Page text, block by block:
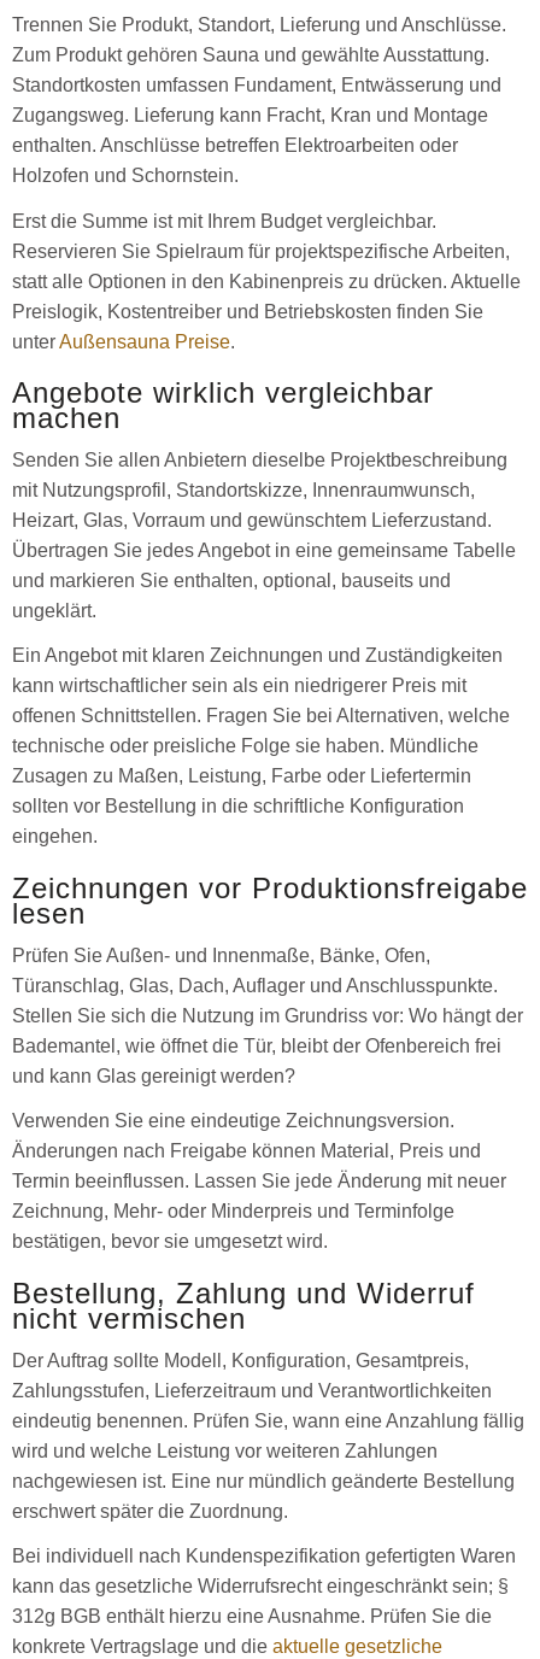
Trennen Sie Produkt, Standort, Lieferung und Anschlüsse.
Zum Produkt gehören Sauna und gewählte Ausstattung.
Standortkosten umfassen Fundament, Entwässerung und
Zugangsweg. Lieferung kann Fracht, Kran und Montage
enthalten. Anschlüsse betreffen Elektroarbeiten oder
Holzofen und Schornstein.
Erst die Summe ist mit Ihrem Budget vergleichbar.
Reservieren Sie Spielraum für projektspezifische Arbeiten,
statt alle Optionen in den Kabinenpreis zu drücken. Aktuelle
Preislogik, Kostentreiber und Betriebskosten finden Sie
unterAußensauna Preise.
Angebote wirklich vergleichbar
machen
Senden Sie allen Anbietern dieselbe Projektbeschreibung
mit Nutzungsprofil, Standortskizze, Innenraumwunsch,
Heizart, Glas, Vorraum und gewünschtem Lieferzustand.
Übertragen Sie jedes Angebot in eine gemeinsame Tabelle
und markieren Sie enthalten, optional, bauseits und
ungeklärt.
Ein Angebot mit klaren Zeichnungen und Zuständigkeiten
kann wirtschaftlicher sein als ein niedrigerer Preis mit
offenen Schnittstellen. Fragen Sie bei Alternativen, welche
technische oder preisliche Folge sie haben. Mündliche
Zusagen zu Maßen, Leistung, Farbe oder Liefertermin
sollten vor Bestellung in die schriftliche Konfiguration
eingehen.
Zeichnungen vor Produktionsfreigabe
lesen
Prüfen Sie Außen- und Innenmaße, Bänke, Ofen,
Türanschlag, Glas, Dach, Auflager und Anschlusspunkte.
Stellen Sie sich die Nutzung im Grundriss vor: Wo hängt der
Bademantel, wie öffnet die Tür, bleibt der Ofenbereich frei
und kann Glas gereinigt werden?
Verwenden Sie eine eindeutige Zeichnungsversion.
Änderungen nach Freigabe können Material, Preis und
Termin beeinflussen. Lassen Sie jede Änderung mit neuer
Zeichnung, Mehr- oder Minderpreis und Terminfolge
bestätigen, bevor sie umgesetzt wird.
Bestellung, Zahlung und Widerruf
nicht vermischen
Der Auftrag sollte Modell, Konfiguration, Gesamtpreis,
Zahlungsstufen, Lieferzeitraum und Verantwortlichkeiten
eindeutig benennen. Prüfen Sie, wann eine Anzahlung fällig
wird und welche Leistung vor weiteren Zahlungen
nachgewiesen ist. Eine nur mündlich geänderte Bestellung
erschwert später die Zuordnung.
Bei individuell nach Kundenspezifikation gefertigten Waren
kann das gesetzliche Widerrufsrecht eingeschränkt sein; §
312g BGB enthält hierzu eine Ausnahme. Prüfen Sie die
konkrete Vertragslage und die aktuelle gesetzliche